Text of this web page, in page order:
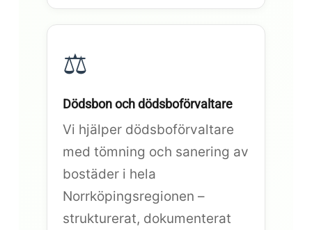
⚖️
Dödsbon och dödsboförvaltare
Vi hjälper dödsboförvaltare
med tömning och sanering av
bostäder i hela
Norrköpingsregionen –
strukturerat, dokumenterat